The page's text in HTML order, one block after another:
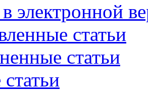
электронной
статьи
статьи